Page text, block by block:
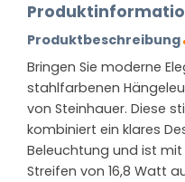
Produktbeschreibung
Bringen Sie moderne
stahlfarbenen
von Steinhauer. Diese
kombiniert ein klares
Beleuchtung und ist
Streifen von 16,8 Watt